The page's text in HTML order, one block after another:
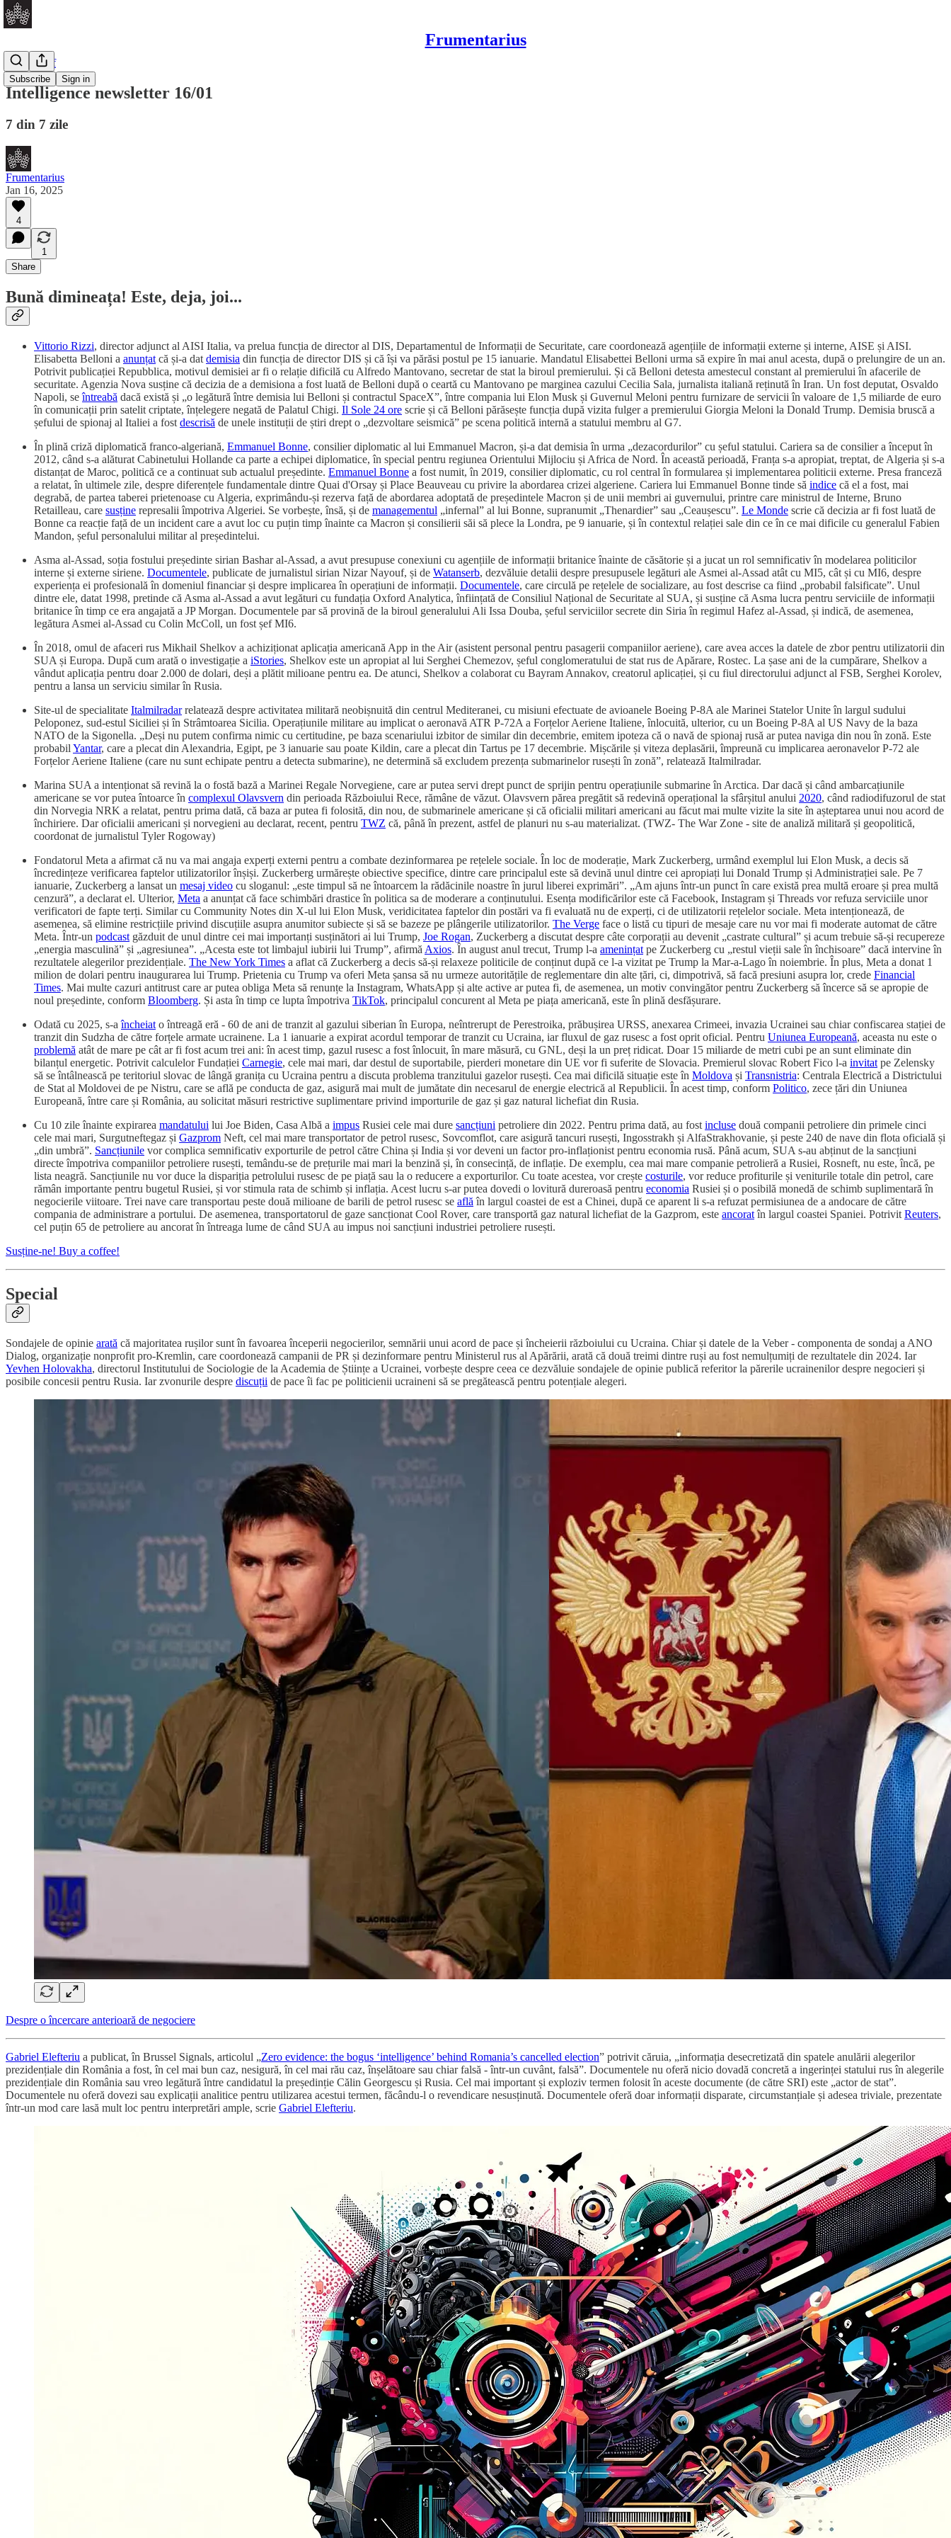
Frumentarius
Subscribe Sign in
Daily Brief
Intelligence newsletter 16/01
7 din 7 zile
Frumentarius
Jan 16, 2025
4
1
Share
Bună dimineața! Este, deja, joi...
Vittorio Rizzi, director adjunct al AISI Italia, va prelua funcția de director al DIS, Departamentul de Informații de Securitate, care coordonează agențiile de informații externe și interne, AISE și AISI.
Elisabetta Belloni a anunțat că și-a dat demisia din funcția de director DIS și că își va părăsi postul pe 15 ianuarie. Mandatul Elisabettei Belloni urma să expire în mai anul acesta, după o prelungire de un an.
Potrivit publicației Repubblica, motivul demisiei ar fi o relație dificilă cu Alfredo Mantovano, secretar de stat la biroul premierului. Și că Belloni detesta amestecul constant al premierului în afacerile de
securitate. Agenzia Nova susține că decizia de a demisiona a fost luată de Belloni după o ceartă cu Mantovano pe marginea cazului Cecilia Sala, jurnalista italiană reținută în Iran. Un fost deputat, Osvaldo
Napoli, seîntreabă dacă există și „o legătură între demisia lui Belloni și contractul SpaceX”, între compania lui Elon Musk și Guvernul Meloni pentru furnizare de servicii în valoare de 1,5 miliarde de euro
în comunicații prin satelit criptate, înțelegere negată de Palatul Chigi. Il Sole 24 ore scrie și că Belloni părăsește funcția după vizita fulger a premierului Giorgia Meloni la Donald Trump. Demisia bruscă a
șefului de spionaj al Italiei a fost descrisă de unele instituții de știri drept o „dezvoltare seismică” pe scena politică internă a statului membru al G7.
În plină criză diplomatică franco-algeriană, Emmanuel Bonne, consilier diplomatic al lui Emmanuel Macron, și-a dat demisia în urma „dezacordurilor” cu șeful statului. Cariera sa de consilier a început în
2012, când s-a alăturat Cabinetului Hollande ca parte a echipei diplomatice, în special pentru regiunea Orientului Mijlociu și Africa de Nord. În această perioadă, Franța s-a apropiat, treptat, de Algeria și s-a
distanțat de Maroc, politică ce a continuat sub actualul președinte. Emmanuel Bonne a fost numit, în 2019, consilier diplomatic, cu rol central în formularea și implementarea politicii externe. Presa franceză
a relatat, în ultimele zile, despre diferențele fundamentale dintre Quai d'Orsay și Place Beauveau cu privire la abordarea crizei algeriene. Cariera lui Emmanuel Bonne tinde să indice că el a fost, mai
degrabă, de partea taberei prietenoase cu Algeria, exprimându-și rezerva față de abordarea adoptată de președintele Macron și de unii membri ai guvernului, printre care ministrul de Interne, Bruno
Retailleau, care susține represalii împotriva Algeriei. Se vorbește, însă, și de managementul „infernal” al lui Bonne, supranumit „Thenardier” sau „Ceaușescu”. Le Monde scrie că decizia ar fi fost luată de
Bonne ca reacție față de un incident care a avut loc cu puțin timp înainte ca Macron și consilierii săi să plece la Londra, pe 9 ianuarie, și în contextul relației sale din ce în ce mai dificile cu generalul Fabien
Mandon, șeful personalului militar al președintelui.
Asma al-Assad, soția fostului președinte sirian Bashar al-Assad, a avut presupuse conexiuni cu agențiile de informații britanice înainte de căsătorie și a jucat un rol semnificativ în modelarea politicilor
interne și externe siriene. Documentele, publicate de jurnalistul sirian Nizar Nayouf, și de Watanserb, dezvăluie detalii despre presupusele legături ale Asmei al-Assad atât cu MI5, cât și cu MI6, despre
experiența ei profesională în domeniul financiar și despre implicarea în operațiuni de informații. Documentele, care circulă pe rețelele de socializare, au fost descrise ca fiind „probabil falsificate”. Unul
dintre ele, datat 1998, pretinde că Asma al-Assad a avut legături cu fundația Oxford Analytica, înființată de Consiliul Național de Securitate al SUA, și susține că Asma lucra pentru serviciile de informații
britanice în timp ce era angajată a JP Morgan. Documentele par să provină de la biroul generalului Ali Issa Douba, șeful serviciilor secrete din Siria în regimul Hafez al-Assad, și indică, de asemenea,
legătura Asmei al-Assad cu Colin McColl, un fost șef MI6.
În 2018, omul de afaceri rus Mikhail Shelkov a achiziționat aplicația americană App in the Air (asistent personal pentru pasagerii companiilor aeriene), care avea acces la datele de zbor pentru utilizatorii din
SUA și Europa. După cum arată o investigație a iStories, Shelkov este un apropiat al lui Serghei Chemezov, șeful conglomeratului de stat rus de Apărare, Rostec. La șase ani de la cumpărare, Shelkov a
vândut aplicația pentru doar 2.000 de dolari, deși a plătit milioane pentru ea. De atunci, Shelkov a colaborat cu Bayram Annakov, creatorul aplicației, și cu fiul directorului adjunct al FSB, Serghei Korolev,
pentru a lansa un serviciu similar în Rusia.
Site-ul de specialitate Italmilradarrelatează despre activitatea militară neobișnuită din centrul Mediteranei, cu misiuni efectuate de avioanele Boeing P-8A ale Marinei Statelor Unite în largul sudului
Peloponez, sud-estul Siciliei și în Strâmtoarea Sicilia. Operațiunile militare au implicat o aeronavă ATR P-72A a Forțelor Aeriene Italiene, înlocuită, ulterior, cu un Boeing P-8A al US Navy de la baza
NATO de la Sigonella. „Deși nu putem confirma nimic cu certitudine, pe baza scenariului izbitor de similar din decembrie, emitem ipoteza că o navă de spionaj rusă ar putea naviga din nou în zonă. Este
probabil Yantar, care a plecat din Alexandria, Egipt, pe 3 ianuarie sau poate Kildin, care a plecat din Tartus pe 17 decembrie. Mișcările și viteza deplasării, împreună cu implicarea aeronavelor P-72 ale
Forțelor Aeriene Italiene (care nu sunt echipate pentru a detecta submarine), ne determină să excludem prezența submarinelor rusești în zonă”, relatează Italmilradar.
Marina SUA a intenționat să revină la o fostă bază a Marinei Regale Norvegiene, care ar putea servi drept punct de sprijin pentru operațiunile submarine în Arctica. Dar dacă și când ambarcațiunile
americane se vor putea întoarce în complexul Olavsvern din perioada Războiului Rece, rămâne de văzut. Olavsvern părea pregătit să redevină operațional la sfârșitul anului 2020, când radiodifuzorul de stat
din Norvegia NRK a relatat, pentru prima dată, că baza ar putea fi folosită, din nou, de submarinele americane și că oficialii militari americani au făcut mai multe vizite la site în așteptarea unui nou acord de
închiriere. Dar oficialii americani și norvegieni au declarat, recent, pentru TWZ că, până în prezent, astfel de planuri nu s-au materializat. (TWZ- The War Zone - site de analiză militară și geopolitică,
coordonat de jurnalistul Tyler Rogoway)
Fondatorul Meta a afirmat că nu va mai angaja experți externi pentru a combate dezinformarea pe rețelele sociale. În loc de moderație, Mark Zuckerberg, urmând exemplul lui Elon Musk, a decis să
încredințeze verificarea faptelor utilizatorilor înșiși. Zuckerberg urmărește obiective specifice, dintre care principalul este să devină unul dintre cei apropiați lui Donald Trump și Administrației sale. Pe 7
ianuarie, Zuckerberg a lansat un mesaj video cu sloganul: „este timpul să ne întoarcem la rădăcinile noastre în jurul liberei exprimări”. „Am ajuns într-un punct în care există prea multă eroare și prea multă
cenzură”, a declarat el. Ulterior, Meta a anunțat că face schimbări drastice în politica sa de moderare a conținutului. Esența modificărilor este că Facebook, Instagram și Threads vor refuza serviciile unor
verificatori de fapte terți. Similar cu Community Notes din X-ul lui Elon Musk, veridicitatea faptelor din postări va fi evaluată nu de experți, ci de utilizatorii rețelelor sociale. Meta intenționează, de
asemenea, să elimine restricțiile privind discuțiile asupra anumitor subiecte și să se bazeze pe plângerile utilizatorilor. The Verge face o listă cu tipuri de mesaje care nu vor mai fi moderate automat de către
Meta. Într-un podcast găzduit de unul dintre cei mai importanți susținători ai lui Trump, Joe Rogan, Zuckerberg a discutat despre câte corporații au devenit „castrate cultural” și acum trebuie să-și recupereze
„energia masculină” și „agresiunea”. „Acesta este tot limbajul iubirii lui Trump”, afirmă Axios. În august anul trecut, Trump l-a amenințat pe Zuckerberg cu „restul vieții sale în închisoare” dacă intervine în
rezultatele alegerilor prezidențiale. The New York Times a aflat că Zuckerberg a decis să-și relaxeze politicile de conținut după ce l-a vizitat pe Trump la Mar-a-Lago în noiembrie. În plus, Meta a donat 1
milion de dolari pentru inaugurarea lui Trump. Prietenia cu Trump va oferi Meta șansa să nu urmeze autoritățile de reglementare din alte țări, ci, dimpotrivă, să facă presiuni asupra lor, crede Financial
Times. Mai multe cazuri antitrust care ar putea obliga Meta să renunțe la Instagram, WhatsApp și alte active ar putea fi, de asemenea, un motiv convingător pentru Zuckerberg să încerce să se apropie de
noul președinte, conform Bloomberg. Și asta în timp ce lupta împotriva TikTok, principalul concurent al Meta pe piața americană, este în plină desfășurare.
Odată cu 2025, s-aîncheiat o întreagă eră - 60 de ani de tranzit al gazului siberian în Europa, neîntrerupt de Perestroika, prăbușirea URSS, anexarea Crimeei, invazia Ucrainei sau chiar confiscarea stației de
tranzit din Sudzha de către forțele armate ucrainene. La 1 ianuarie a expirat acordul temporar de tranzit cu Ucraina, iar fluxul de gaz rusesc a fost oprit oficial. Pentru Uniunea Europeană, aceasta nu este o
problemă atât de mare pe cât ar fi fost acum trei ani: în acest timp, gazul rusesc a fost înlocuit, în mare măsură, cu GNL, deși la un preț ridicat. Doar 15 miliarde de metri cubi pe an sunt eliminate din
bilanțul energetic. Potrivit calculelor Fundației Carnegie, cele mai mari, dar destul de suportabile, pierderi monetare din UE vor fi suferite de Slovacia. Premierul slovac Robert Fico l-a invitat pe Zelensky
să se întâlnească pe teritoriul slovac de lângă granița cu Ucraina pentru a discuta problema tranzitului gazelor rusești. Cea mai dificilă situație este în Moldova și Transnistria: Centrala Electrică a Districtului
de Stat al Moldovei de pe Nistru, care se află pe conducta de gaz, asigură mai mult de jumătate din necesarul de energie electrică al Republicii. În acest timp, conform Politico, zece țări din Uniunea
Europeană, între care și România, au solicitat măsuri restrictive suplimentare privind importurile de gaz și gaz natural lichefiat din Rusia.
Cu 10 zile înainte expirarea mandatului lui Joe Biden, Casa Albă a impus Rusiei cele mai dure sancțiuni petroliere din 2022. Pentru prima dată, au fost incluse două companii petroliere din primele cinci
cele mai mari, Surgutneftegaz și Gazprom Neft, cel mai mare transportator de petrol rusesc, Sovcomflot, care asigură tancuri rusești, Ingosstrakh și AlfaStrakhovanie, și peste 240 de nave din flota oficială și
„din umbră”. Sancțiunile vor complica semnificativ exporturile de petrol către China și India și vor deveni un factor pro-inflaționist pentru economia rusă. Până acum, SUA s-au abținut de la sancțiuni
directe împotriva companiilor petroliere rusești, temându-se de prețurile mai mari la benzină și, în consecință, de inflație. De exemplu, cea mai mare companie petrolieră a Rusiei, Rosneft, nu este, încă, pe
lista neagră. Sancțiunile nu vor duce la dispariția petrolului rusesc de pe piață sau la o reducere a exporturilor. Cu toate acestea, vor crește costurile, vor reduce profiturile și veniturile totale din petrol, care
rămân importante pentru bugetul Rusiei, și vor stimula rata de schimb și inflația. Acest lucru s-ar putea dovedi o lovitură dureroasă pentru economia Rusiei și o posibilă monedă de schimb suplimentară în
negocierile viitoare. Trei nave care transportau peste două milioane de barili de petrol rusesc se află în largul coastei de est a Chinei, după ce aparent li s-a refuzat permisiunea de a andocare de către
compania de administrare a portului. De asemenea, transportatorul de gaze sancționat Cool Rover, care transportă gaz natural lichefiat de la Gazprom, este ancoratîn largul coastei Spaniei. Potrivit Reuters,
cel puțin 65 de petroliere au ancorat în întreaga lume de când SUA au impus noi sancțiuni industriei petroliere rusești.
Susține-ne! Buy a coffee!
Special
Sondajele de opinie arată că majoritatea rușilor sunt în favoarea începerii negocierilor, semnării unui acord de pace și încheierii războiului cu Ucraina. Chiar și datele de la Veber - componenta de sondaj a ANO
Dialog, organizație nonprofit pro-Kremlin, care coordonează campanii de PR și dezinformare pentru Ministerul rus al Apărării, arată că două treimi dintre ruși au fost nemulțumiți de rezultatele din 2024. Iar
Yevhen Holovakha, directorul Institutului de Sociologie de la Academia de Științe a Ucrainei, vorbește despre ceea ce dezvăluie sondajele de opinie publică referitor la părerile ucrainenilor despre negocieri și
posibile concesii pentru Rusia. Iar zvonurile despre discuții de pace îi fac pe politicienii ucraineni să se pregătească pentru potențiale alegeri.
Despre o încercare anterioară de negociere
Gabriel Elefteriu a publicat, în Brussel Signals, articolul „Zero evidence: the bogus ‘intelligence’ behind Romania’s cancelled election” potrivit căruia, „informația desecretizată din spatele anulării alegerilor
prezidențiale din România a fost, în cel mai bun caz, nesigură, în cel mai rău caz, înșelătoare sau chiar falsă - într-un cuvânt, falsă”. Documentele nu oferă nicio dovadă concretă a ingerinței statului rus în alegerile
prezidențiale din România sau vreo legătură între candidatul la președinție Călin Georgescu și Rusia. Cel mai important și exploziv termen folosit în aceste documente (de către SRI) este „actor de stat”.
Documentele nu oferă dovezi sau explicații analitice pentru utilizarea acestui termen, făcându-l o revendicare nesusținută. Documentele oferă doar informații disparate, circumstanțiale și adesea triviale, prezentate
într-un mod care lasă mult loc pentru interpretări ample, scrie Gabriel Elefteriu.